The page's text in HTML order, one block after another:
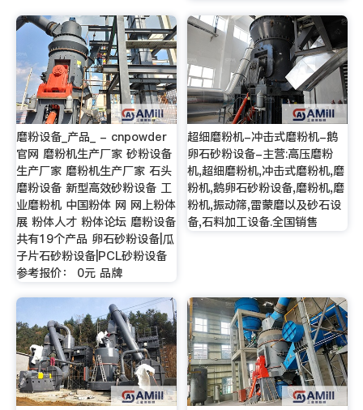
磨粉设备_产品_ - cnpowder
官网 磨粉机生产厂家 砂粉设备
生产厂家 磨粉机生产厂家 石头
磨粉设备 新型高效砂粉设备 工
业磨粉机 中国粉体 网 网上粉体
展 粉体人才 粉体论坛 磨粉设备
共有19个产品 卵石砂粉设备|瓜
子片石砂粉设备|PCL砂粉设备
参考报价： 0元 品牌
超细磨粉机-冲击式磨粉机-鹅
卵石砂粉设备-主营:高压磨粉
机,超细磨粉机,冲击式磨粉机,磨
粉机,鹅卵石砂粉设备,磨粉机,磨
粉机,振动筛,雷蒙磨以及砂石设
备,石料加工设备.全国销售